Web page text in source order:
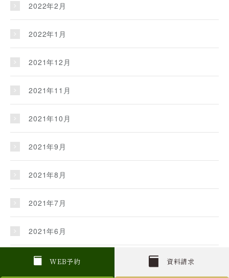
W EB予約 資料請求
2022年2月
2022年1月
2021年12月
2021年11月
2021年10月
2021年9月
2021年8月
2021年7月
2021年6月
2021年5月